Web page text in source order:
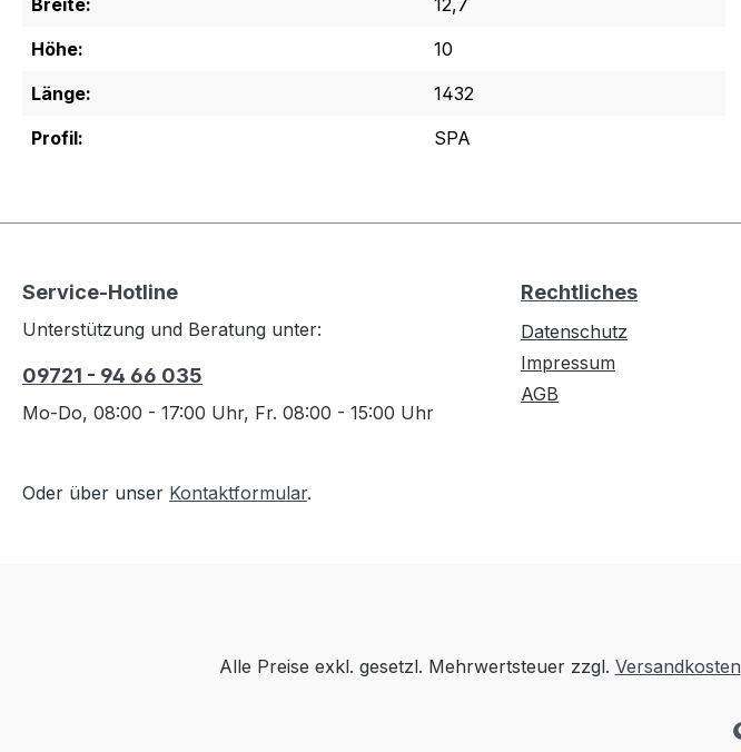
Höhe:
10
Länge:
1432
Profil:
SPA
Service-Hotline
Unterstützung und Beratung unter:
09721 - 94 66 035
Mo-Do, 08:00 - 17:00 Uhr, Fr. 08:00 - 15:00 Uhr
Oder über unser Kontaktformular.
Rechtliches
Datenschutz
Impressum
AGB
Alle Preise exkl. gesetzl. Mehrwertsteuer zzgl. Versandkosten